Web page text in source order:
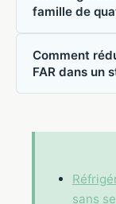
famille de
Comment
FAR dans un
sans